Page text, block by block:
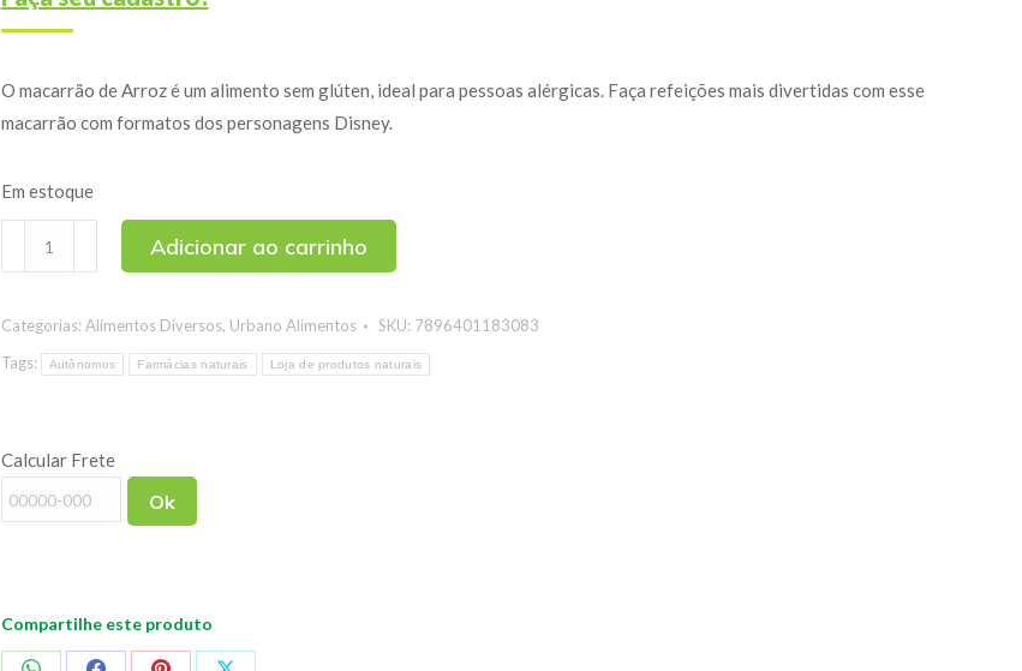
O macarrão de Arroz é um alimento sem glúten, ideal para pessoas alérgicas. Faça refeições mais divertidas com esse
macarrão com formatos dos personagens Disney.
Em estoque
De
Kids
Personagens
quantidade
Adicionar ao carrinho
Categorias: Alimentos Diversos, Urbano Alimentos SKU: 7896401183083
Tags:
Autônomos Farmácias naturais Loja de produtos naturais
Calcular Frete
Ok
Compartilhe este produto